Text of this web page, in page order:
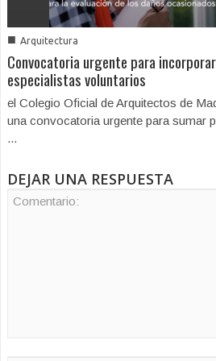
■ Arquitectura
Convocatoria urgente para
especialistas voluntarios
el Colegio Oficial de Arquitectos de
una convocatoria urgente para sumar
...
DEJAR UNA RESPUESTA